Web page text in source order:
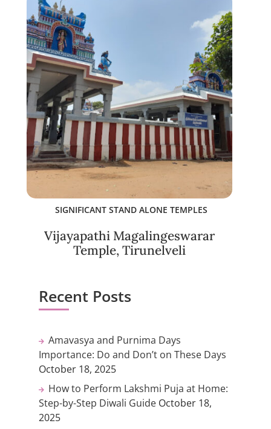
SIGNIFICANT STAND ALONE TEMPLES
Vijayapathi Magalingeswarar
Temple, Tirunelveli
Recent Posts
Amavasya and Purnima Days
Importance: Do and Don’t on These Days
October 18, 2025
How to Perform Lakshmi Puja at Home:
Step-by-Step Diwali Guide October 18,
2025